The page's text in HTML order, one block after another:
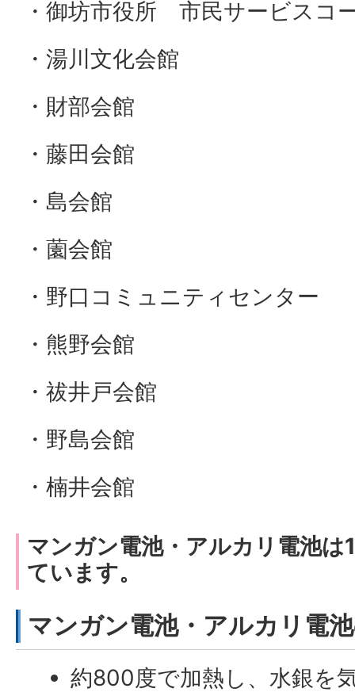
・御坊市役所 市民サービスコ
・湯川文化会館
・財部会館
・藤田会館
・島会館
・薗会館
・野口コミュニティセンター
・熊野会館
・祓井戸会館
・野島会館
・楠井会館
マンガン電池・アルカリ電池
ています。
マンガン電池・アルカリ電
約800度で加熱し、水銀を